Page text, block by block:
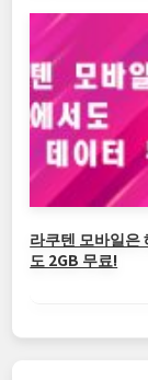
라쿠텐 모바일은
도 2GB 무료!